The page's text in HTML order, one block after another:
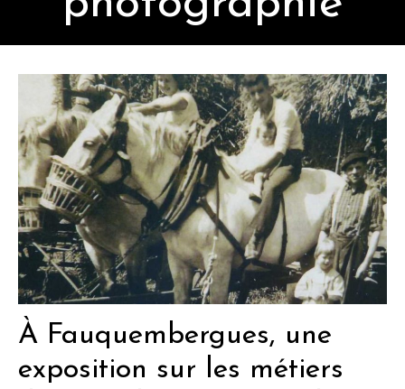
À Fauquembergues, une
exposition sur les métiers